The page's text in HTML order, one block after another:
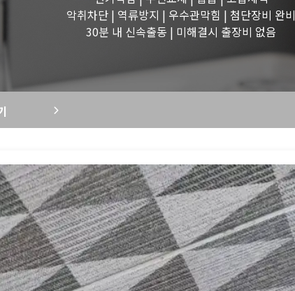
변기 작업
악취차단 | 역류방지 | 우수관막힘 | 첨단장비 완비
30분 내 신속출동 | 미해결시 출장비 없음